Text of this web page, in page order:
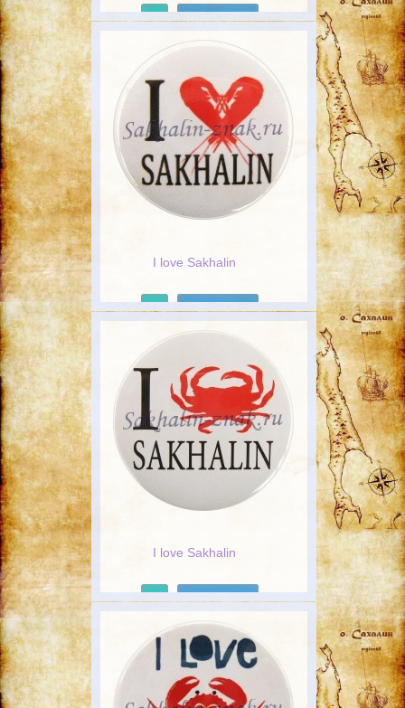
I love Sakhalin
I love Sakhalin